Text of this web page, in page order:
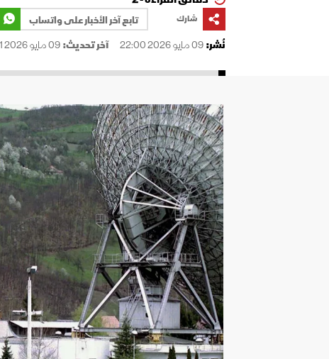
شارك
تابع آخر الأخبار على واتساب
نُشر:09 مايو 2026 22:00 آخر تحديث:09 مايو 2026 22:01